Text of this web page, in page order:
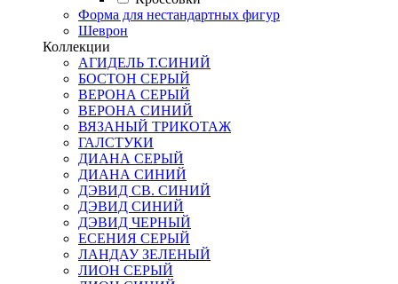
Форма для нестандартных фигур
Шеврон
Коллекции
АГИДЕЛЬ Т.СИНИЙ
БОСТОН СЕРЫЙ
ВЕРОНА СЕРЫЙ
ВЕРОНА СИНИЙ
ВЯЗАНЫЙ ТРИКОТАЖ
ГАЛСТУКИ
ДИАНА СЕРЫЙ
ДИАНА СИНИЙ
ДЭВИД СВ. СИНИЙ
ДЭВИД СИНИЙ
ДЭВИД ЧЕРНЫЙ
ЕСЕНИЯ СЕРЫЙ
ЛАНДАУ ЗЕЛЕНЫЙ
ЛИОН СЕРЫЙ